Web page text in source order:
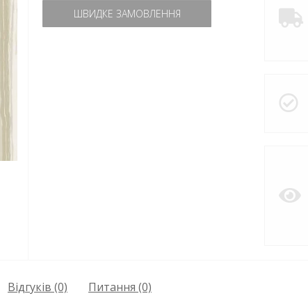
ШВИДКЕ ЗАМОВЛЕННЯ
Відгуків (0) Питання (0)